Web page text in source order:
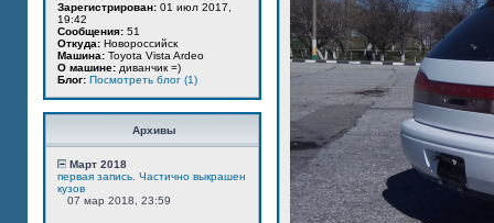
Зарегистрирован: 01 июл 2017,
19:42
Сообщения: 51
Откуда: Новороссийск
Машина: Toyota Vista Ardeo
О машине: диванчик =)
Блог: Посмотреть блог (1)
Архивы
Март 2018
первая запись. Частично выкрашен
кузов
07 мар 2018, 23:59